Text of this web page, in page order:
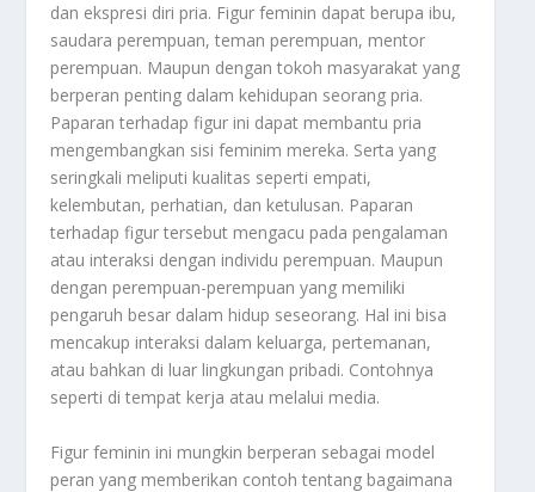
dan ekspresi diri pria. Figur feminin dapat berupa ibu,
saudara perempuan, teman perempuan, mentor
perempuan. Maupun dengan tokoh masyarakat yang
berperan penting dalam kehidupan seorang pria.
Paparan terhadap figur ini dapat membantu pria
mengembangkan sisi feminim mereka. Serta yang
seringkali meliputi kualitas seperti empati,
kelembutan, perhatian, dan ketulusan. Paparan
terhadap figur tersebut mengacu pada pengalaman
atau interaksi dengan individu perempuan. Maupun
dengan perempuan-perempuan yang memiliki
pengaruh besar dalam hidup seseorang. Hal ini bisa
mencakup interaksi dalam keluarga, pertemanan,
atau bahkan di luar lingkungan pribadi. Contohnya
seperti di tempat kerja atau melalui media.
Figur feminin ini mungkin berperan sebagai model
peran yang memberikan contoh tentang bagaimana